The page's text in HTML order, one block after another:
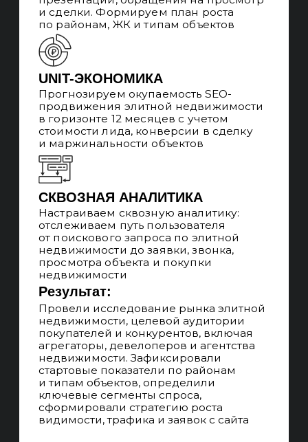
Не используем методы продвижения,
за которые могут наложить санкции
на сайт, работаем только
с качественным улучшениями сайта
и ссылочной массы
БЕЛЫЕ МЕТОДЫ
Изучаем вашу целевую аудиторию
и её опыт, предлагаем дизайнерские
решения по изменению сайта для
увеличения конверсии
АУДИТОРИИ И UX
В начале работы, изучаем нишу
и делаем прогноз, ставим цель на 3/6/12
месяцев, каждый месяц фиксируем
прогресс
РАБОТАЕМ ПО KPI